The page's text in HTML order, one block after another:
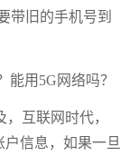
带旧的手机号到
互联网时代，
信息，如果一旦